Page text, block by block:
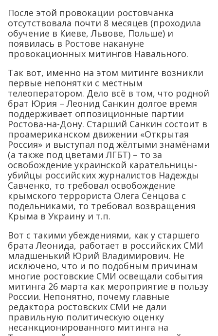
После этой провокации ростовчанка
отсутствовала почти 8 месяцев (проходила
обучение в Киеве, Львове, Польше) и
появилась в Ростове накануне
провокационных митингов Навального.
Так вот, именно на этом митинге возникли
первые непонятки с местным
телеоператором. Дело всё в том, что родной
брат Юрия – Леонид Санкин долгое время
поддерживает оппозиционные партии
Ростова-на-Дону. Старший Санкин состоит в
проамериканском движении «Открытая
Россия» и выступал под жёлтыми знамёнами
(а также под цветами ЛГБТ) – то за
освобождение украинской карательницы-
убийцы российских журналистов Надежды
Савченко, то требовал освобождение
крымского террориста Олега Сенцова с
подельниками, то требовал возвращения
Крыма в Украину и т.п.
Вот с такими убеждениями, как у старшего
брата Леонида, работает в российских СМИ
младшенький Юрий Владимирович. Не
исключено, что и по подобным причинам
многие ростовские СМИ освещали события
митинга 26 марта как мероприятие в пользу
России. Непонятно, почему главные
редактора ростовских СМИ не дали
правильную политическую оценку
несанкционированного митинга на